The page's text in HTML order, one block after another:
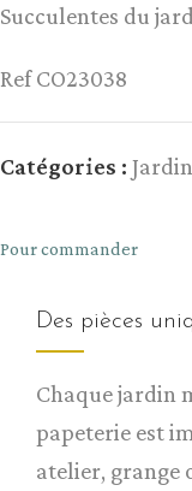
Succulentes du
Ref CO23038
Catégories :
Pour commander
Des pièces
Chaque jardin
papeterie est
atelier, grange